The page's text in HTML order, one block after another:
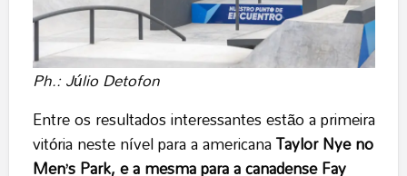
Ph.: Júlio Detofon
Entre os resultados interessantes estão a primeira
vitória neste nível para a americanaTaylor Nye no
Men’s Park, e a mesma para a canadense Fay